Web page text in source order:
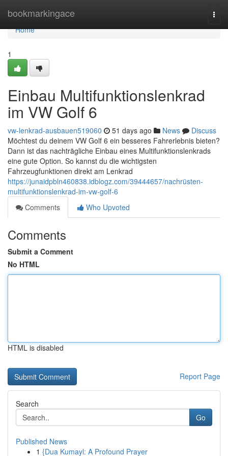
bookmarkingace
Home
Home
1
Einbau Multifunktionslenkrad
im VW Golf 6
vw-lenkrad-ausbauen519060 51 days ago News
Discuss
Möchtest du deinem VW Golf 6 ein besseres Fahrerlebnis bieten?
Dann ist das nachträgliche Einbau eines Multifunktionslenkrads
eine gute Option. So kannst du die wichtigsten
Fahrzeugfunktionen direkt am Lenkrad
https://junaidpbln460838.idblogz.com/39444657/nachrüsten-
multifunktionslenkrad-im-vw-golf-6
Comments
Who Upvoted
Comments
Submit a Comment
No HTML
HTML is disabled
Report Page
Search
Go
Published News
1 {Dua Kumayl: A Profound Prayer